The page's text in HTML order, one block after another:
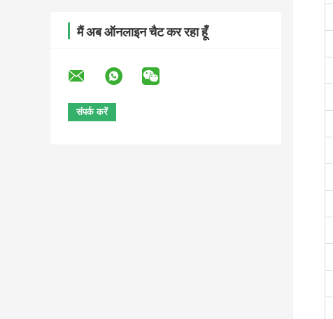
मैं अब ऑनलाइन चैट कर रहा हूँ